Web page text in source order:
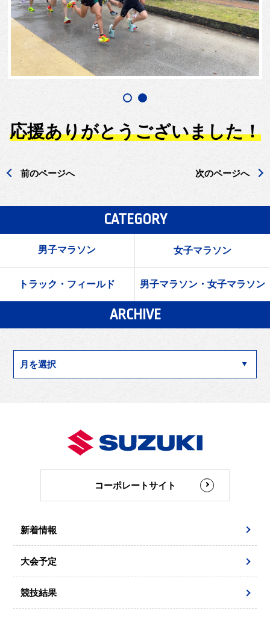
応援ありがとうございました！
前のページへ 次のページへ
CATEGORY
男子マラソン 女子マラソン
トラック・フィールド 男子マラソン・女子マラソン
ARCHIVE
コーポレートサイト
新着情報
大会予定
競技結果